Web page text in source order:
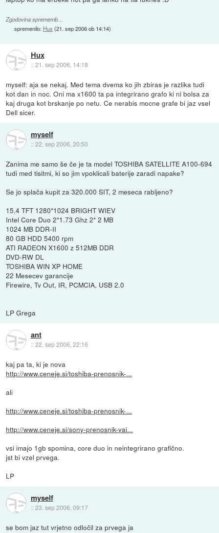
Zgodovina sprememb…
spremenilo: Hux (21. sep 2006 ob 14:14)
Hux
::21. sep 2006, 14:18
myself: aja se nekaj. Med tema dvema ko jih zbiras je razlika tudi
kot dan in noc. Oni ma x1600 ta pa integrirano grafo ki ni bolsa za
kaj druga kot brskanje po netu. Ce nerabis mocne grafe bi jaz vsel
Dell sicer.
myself
::22. sep 2006, 20:50
Zanima me samo še če je ta model TOSHIBA SATELLITE A100-694
tudi med tisitmi, ki so jim vpoklicali baterije zaradi napake?
Se jo splača kupit za 320.000 SIT, 2 meseca rabljeno?
15,4 TFT 1280*1024 BRIGHT WIEV
Intel Core Duo 2*1.73 Ghz 2* 2 MB
1024 MB DDR-II
80 GB HDD 5400 rpm
ATI RADEON X1600 z 512MB DDR
DVD-RW DL
TOSHIBA WIN XP HOME
22 Mesecev garancije
Firewire, Tv Out, IR, PCMCIA, USB 2.0
LP Grega
ant
::22. sep 2006, 22:16
kaj pa ta, ki je nova
http://www.ceneje.si/toshiba-prenosnik-...
ali
http://www.ceneje.si/toshiba-prenosnik-...
http://www.ceneje.si/sony-prenosnik-vai...
vsi imajo 1gb spomina, core duo in neintegrirano grafično.
jst bi vzel prvega.
LP
myself
::23. sep 2006, 09:17
se bom jaz tut vrjetno odločil za prvega ja